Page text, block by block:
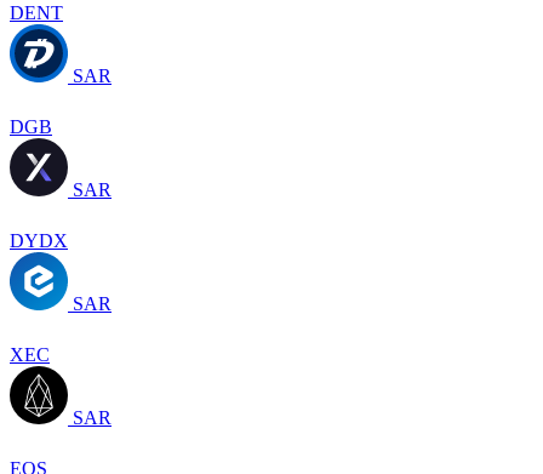
DENT
SAR
DGB
SAR
DYDX
SAR
XEC
SAR
EOS